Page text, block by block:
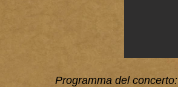
Programma del concerto: